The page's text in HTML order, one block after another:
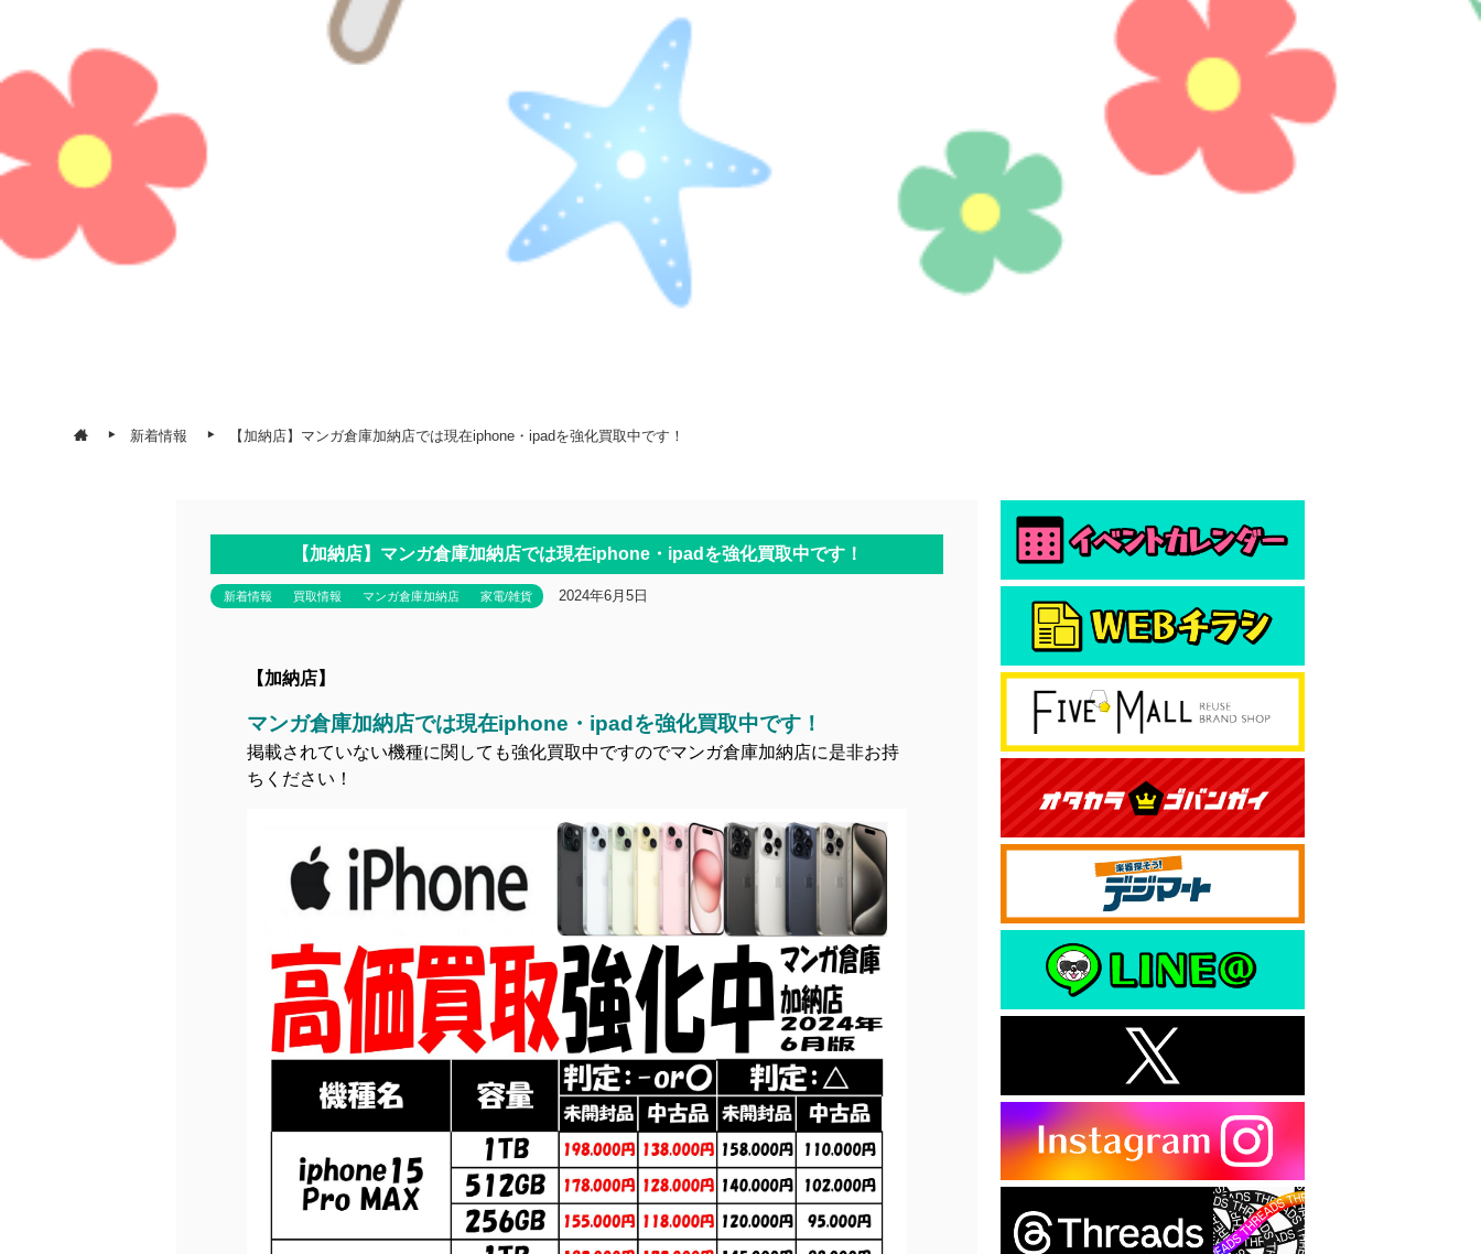
新着情報 【加納店】マンガ倉庫加納店では現在iphone・ipadを強化買取中です！
【加納店】マンガ倉庫加納店では現在iphone・ipadを強化買取中です！
新着情報 買取情報 マンガ倉庫加納店 家電/雑貨 2024年6月5日
【加納店】
マンガ倉庫加納店では現在iphone・ipadを強化買取中です！
掲載されていない機種に関しても強化買取中ですのでマンガ倉庫加納店に是非お持
ちください！